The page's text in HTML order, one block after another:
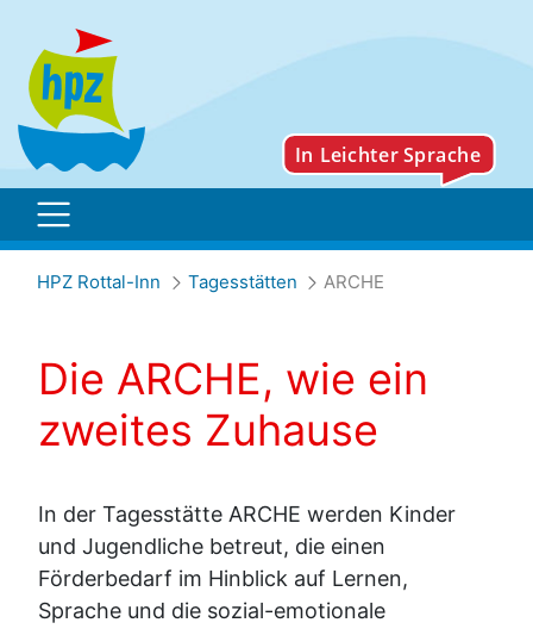
ARCHE
HPZ Rottal-Inn Tagesstätten ARCHE
Die ARCHE, wie ein
zweites Zuhause
In der Tagesstätte ARCHE werden Kinder
und Jugendliche betreut, die einen
Förderbedarf im Hinblick auf Lernen,
Sprache und die sozial-emotionale